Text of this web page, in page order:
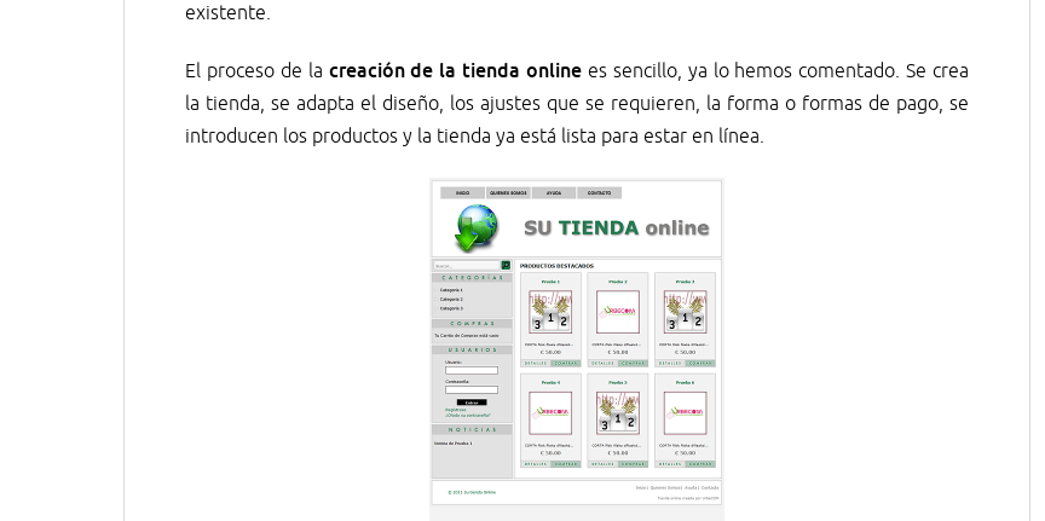
existente.
El proceso de la creación de la tienda online es sencillo, ya lo hemos comentado. Se crea
la tienda, se adapta el diseño, los ajustes que se requieren, la forma o formas de pago, se
introducen los productos y la tienda ya está lista para estar en línea.